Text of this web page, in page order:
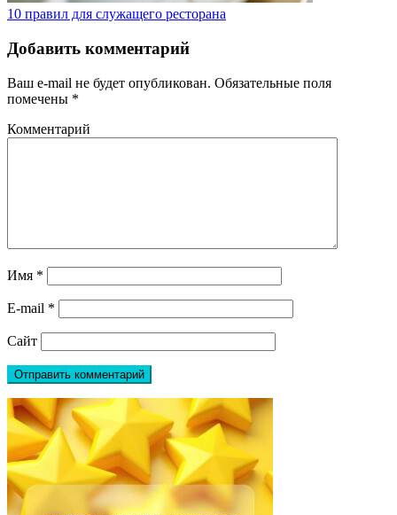
10 правил для служащего ресторана
Добавить комментарий
Ваш e-mail не будет опубликован. Обязательные поля
помечены *
Комментарий
Имя *
E-mail *
Сайт